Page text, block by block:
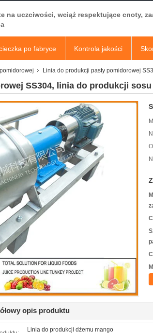
na uczciwości, wciąż respektujące cnoty,
po fabryce Kontrola jakości
Linia do produkcji pasty pomidorowej
SS304, linia do produkcji sosu
opis produktu
Linia do produkcji dżemu mango